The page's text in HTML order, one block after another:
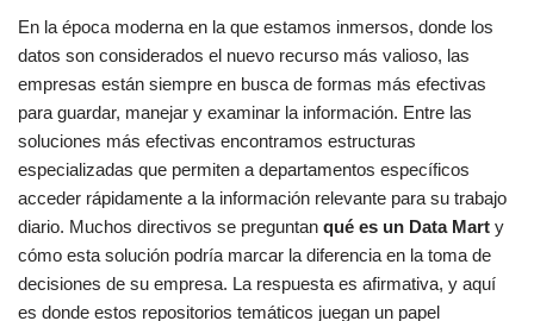
En la época moderna en la que estamos inmersos, donde los
datos son considerados el nuevo recurso más valioso, las
empresas están siempre en busca de formas más efectivas
para guardar, manejar y examinar la información. Entre las
soluciones más efectivas encontramos estructuras
especializadas que permiten a departamentos específicos
acceder rápidamente a la información relevante para su trabajo
diario. Muchos directivos se preguntan qué es un Data Mart y
cómo esta solución podría marcar la diferencia en la toma de
decisiones de su empresa. La respuesta es afirmativa, y aquí
es donde estos repositorios temáticos juegan un papel